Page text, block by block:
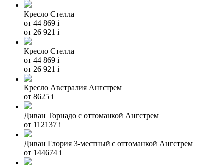
Кресло Стелла
от 44 869 i
от 26 921 i
Кресло Стелла
от 44 869 i
от 26 921 i
Кресло Австралия Ангстрем
от 8625 i
Диван Торнадо с оттоманкой Ангстрем
от 112137 i
Диван Глория 3-местный с оттоманкой Ангстрем
от 144674 i